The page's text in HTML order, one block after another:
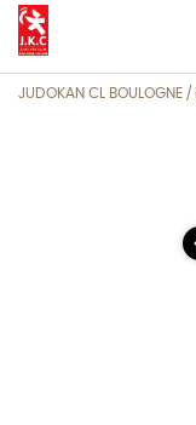
JUDOKAN CL BOULOGNE /